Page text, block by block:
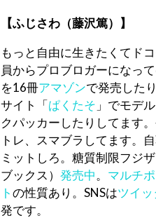
【ふじさわ（藤沢篤）】
もっと自由に生きたくてド
員からプロブロガーになっ
を16冊アマゾンで発売した
サイト「ぱくたそ 」でモデ
クパッカーしたりしてます
トレ、スマブラしてます。
ミットしろ。糖質制限フジ
ブックス） 発売中。 マルチ
トの性質あり。SNSはツイッ
発です。